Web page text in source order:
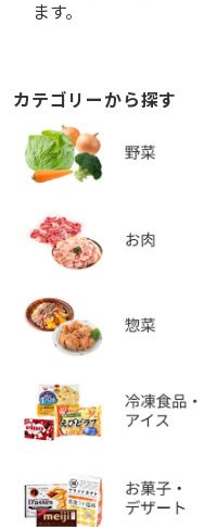
ます。
カテゴリーから探す